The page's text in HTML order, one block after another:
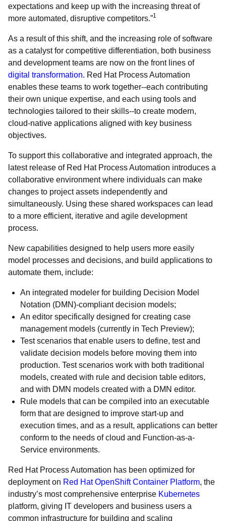
expectations and keep up with the increasing threat of
more automated, disruptive competitors.”1
As a result of this shift, and the increasing role of software
as a catalyst for competitive differentiation, both business
and development teams are now on the front lines of
digital transformation. Red Hat Process Automation
enables these teams to work together--each contributing
their own unique expertise, and each using tools and
technologies tailored to their skills--to create modern,
cloud-native applications aligned with key business
objectives.
To support this collaborative and integrated approach, the
latest release of Red Hat Process Automation introduces a
collaborative environment where individuals can make
changes to project assets independently and
simultaneously. Using these shared workspaces can lead
to a more efficient, iterative and agile development
process.
New capabilities designed to help users more easily
model processes and decisions, and build applications to
automate them, include:
An integrated modeler for building Decision Model
Notation (DMN)-compliant decision models;
An editor specifically designed for creating case
management models (currently in Tech Preview);
Test scenarios that enable users to define, test and
validate decision models before moving them into
production. Test scenarios work with both traditional
models, created with rule and decision table editors,
and with DMN models created with a DMN editor.
Rule models that can be compiled into an executable
form that are designed to improve start-up and
execution times, and as a result, applications can better
conform to the needs of cloud and Function-as-a-
Service environments.
Red Hat Process Automation has been optimized for
deployment on Red Hat OpenShift Container Platform, the
industry’s most comprehensive enterprise Kubernetes
platform, giving IT developers and business users a
common infrastructure for building and scaling